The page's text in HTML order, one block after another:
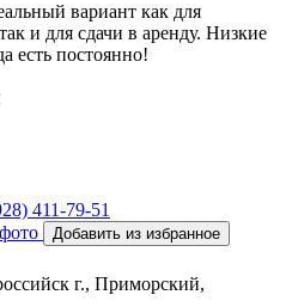
вариант как для
и для сдачи в аренду. Низкие
есть постоянно!
411-79-51
Добавить из избранное
г., Приморский,